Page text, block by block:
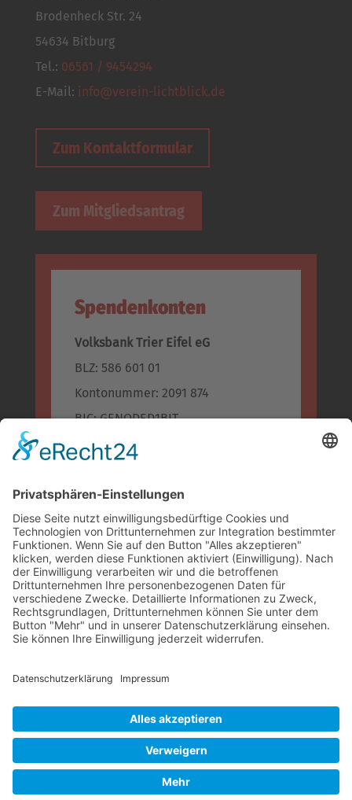
Brodenheck Str. 24
54634 Bitburg
Tel.: 06561 / 9454294
E-Mail: info@verein-lichtblick.de
Zum Kontaktformular
Zum Mitgliedsantrag
Spendenkonten
Volksbank Trier Eifel eG
BLZ: 586 601 01
Kontonummer: 2091 874
BIC: GENODED1BIT
IBAN: DE96 5866 0101 0002 0918 74
BLZ: 586 500 30
Konto-Nr.: 955 955
BIC: MALADE51BIT
IBAN: DE74 5865 0030 0000 9559 55
COOKIE-EINSTELLUNGEN